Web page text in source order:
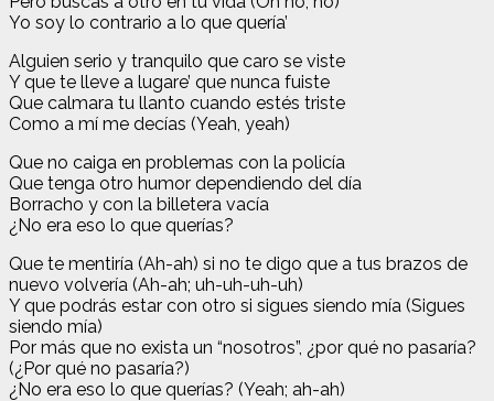
Yo soy lo contrario a lo que quería’
Alguien serio y tranquilo que caro se viste
Y que te lleve a lugare’ que nunca fuiste
Que calmara tu llanto cuando estés triste
Como a mí me decías (Yeah, yeah)
Que no caiga en problemas con la policía
Que tenga otro humor dependiendo del día
Borracho y con la billetera vacía
¿No era eso lo que querías?
Que te mentiría (Ah-ah) si no te digo que a tus brazos de
nuevo volvería (Ah-ah; uh-uh-uh-uh)
Y que podrás estar con otro si sigues siendo mía (Sigues
siendo mía)
Por más que no exista un “nosotros”, ¿por qué no pasaría?
(¿Por qué no pasaría?)
¿No era eso lo que querías? (Yeah; ah-ah)